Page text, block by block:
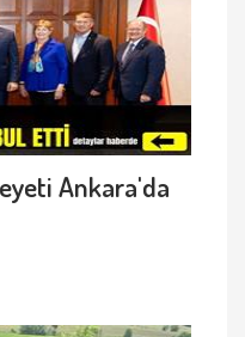
Ankara'da